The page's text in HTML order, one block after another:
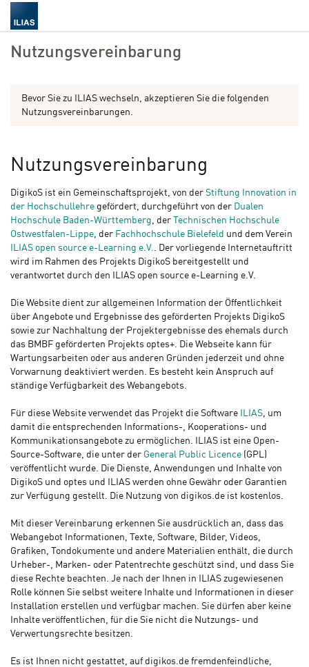
Nutzungsvereinbarung
Bevor Sie zu ILIAS wechseln, akzeptieren Sie die folgenden
Nutzungsvereinbarungen.
Nutzungsvereinbarung
DigikoS ist ein Gemeinschaftsprojekt, von der Stiftung Innovation in
der Hochschullehre gefördert, durchgeführt von der Dualen
Hochschule Baden-Württemberg, der
Technischen Hochschule
Ostwestfalen-Lippe, der Fachhochschule Bielefeld und dem Verein
ILIAS open source e-Learning e.V.. Der vorliegende Internetauftritt
wird im Rahmen des Projekts DigikoS bereitgestellt und
verantwortet durch den ILIAS open source e-Learning e.V.
Die Website dient zur allgemeinen Information der Öffentlichkeit
über Angebote und Ergebnisse des geförderten Projekts DigikoS
sowie zur Nachhaltung der Projektergebnisse des ehemals durch
das BMBF geförderten Projekts optes+. Die Webseite kann für
Wartungsarbeiten oder aus anderen Gründen jederzeit und ohne
Vorwarnung deaktiviert werden. Es besteht kein Anspruch auf
ständige Verfügbarkeit des Webangebots.
Für diese Website verwendet das Projekt die Software ILIAS, um
damit die entsprechenden Informations-, Kooperations- und
Kommunikationsangebote zu ermöglichen. ILIAS ist eine Open-
Source-Software, die unter der General Public Licence (GPL)
veröffentlicht wurde. Die Dienste, Anwendungen und Inhalte von
DigikoS und optes und ILIAS werden ohne Gewähr oder Garantien
zur Verfügung gestellt. Die Nutzung von digikos.de ist kostenlos.
Mit dieser Vereinbarung erkennen Sie ausdrücklich an, dass das
Webangebot Informationen, Texte, Software, Bilder, Videos,
Grafiken, Tondokumente und andere Materialien enthält, die durch
Urheber-, Marken- oder Patentrechte geschützt sind, und dass Sie
diese Rechte beachten. Je nach der Ihnen in ILIAS zugewiesenen
Rolle können Sie selbst weitere Inhalte und Informationen in dieser
Installation erstellen und verfügbar machen. Sie dürfen aber keine
Inhalte veröffentlichen, für die Sie nicht die Nutzungs- und
Verwertungsrechte besitzen.
Es ist Ihnen nicht gestattet, auf digikos.de fremdenfeindliche,